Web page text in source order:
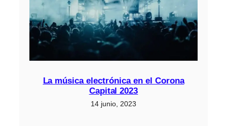
La música electrónica en el Corona
Capital 2023
14 junio, 2023